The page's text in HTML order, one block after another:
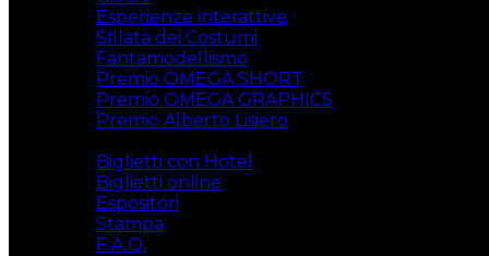
Esperienze interattive
Sfilata dei Costumi
Fantamodellismo
Premio OMEGA SHORT
Premio OMEGA GRAPHICS
Premio Alberto Lisiero
Biglietti con Hotel
Biglietti online
Espositori
Stampa
F.A.Q.